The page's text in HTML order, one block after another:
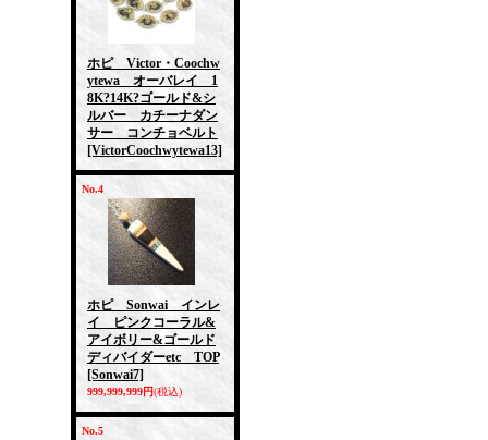
ホピ Victor・Coochw
ytewa オーバレイ 1
8K?14K?ゴールド&シ
ルバー カチーナダン
サー コンチョベルト
[VictorCoochwytewa13]
No.4
ホピ Sonwai インレ
イ ピンクコーラル&
アイボリー&ゴールド
ディバイダーetc TOP
[Sonwai7]
999,999,999円(税込)
No.5